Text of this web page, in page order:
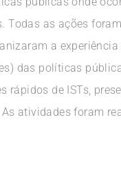
as ações
a
das políticas
rápidos de ISTs,
atividades foram